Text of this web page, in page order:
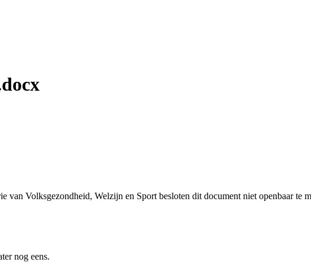
van Volksgezondheid, Welzijn en Sport besloten dit document niet openbaar te
nog eens.